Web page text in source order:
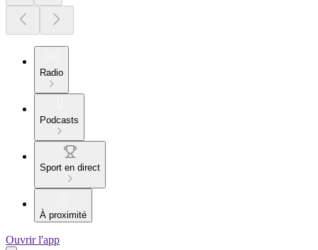
Radio
Podcasts
Sport en direct
À proximité
Ouvrir l'app